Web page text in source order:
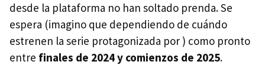
desde la plataforma no han soltado prenda. Se
espera (imagino que dependiendo de cuándo
estrenen la serie protagonizada por ) como pronto
entre finales de 2024 y comienzos de 2025.